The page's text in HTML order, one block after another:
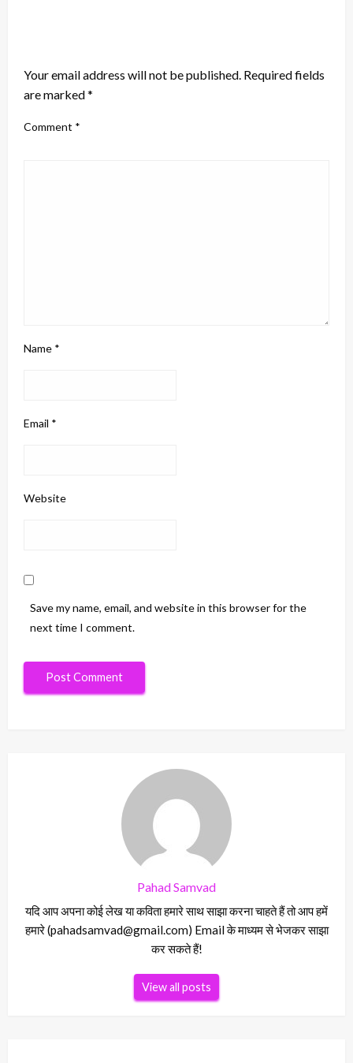
Your email address will not be published. Required fields
are marked*
Comment *
Name *
Email *
Website
Save my name, email, and website in this browser for the
next time I comment.
Pahad Samvad
यदि आप अपना कोई लेख या कविता हमारे साथ साझा करना चाहते हैं तो आप हमें
हमारे (pahadsamvad@gmail.com) Email के माध्यम से भेजकर साझा
कर सकते हैं!
View all posts